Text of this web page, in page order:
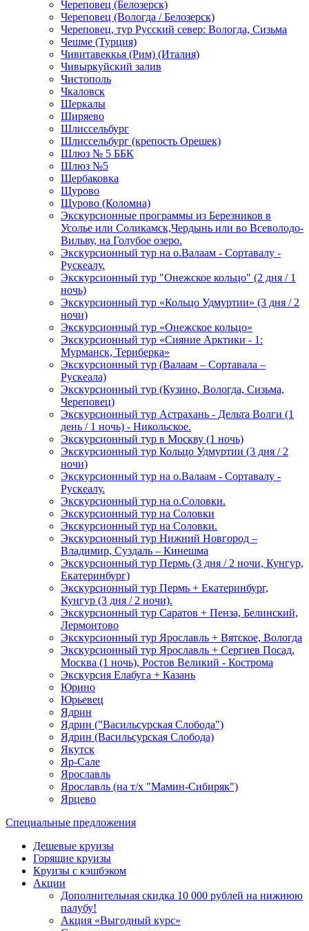
Череповец (Белозерск)
Череповец (Вологда / Белозерск)
Череповец, тур Русский север: Вологда, Сизьма
Чешме (Турция)
Чивитавеккья (Рим) (Италия)
Чивыркуйский залив
Чистополь
Чкаловск
Шеркалы
Ширяево
Шлиссельбург
Шлиссельбург (крепость Орешек)
Шлюз № 5 ББК
Шлюз №5
Щербаковка
Щурово
Щурово (Коломна)
Экскурсионные программы из Березников в
Усолье или Соликамск,Чердынь или во Всеволодо-
Вильву, на Голубое озеро.
Экскурсионный тур на о.Валаам - Сортавалу -
Рускеалу.
Экскурсионный тур "Онежское кольцо" (2 дня / 1
ночь)
Экскурсионный тур «Кольцо Удмуртии» (3 дня / 2
ночи)
Экскурсионный тур «Онежское кольцо»
Экскурсионный тур «Сияние Арктики - 1:
Мурманск, Териберка»
Экскурсионный тур (Валаам – Сортавала –
Рускеала)
Экскурсионный тур (Кузино, Вологда, Сизьма,
Череповец)
Экскурсионный тур Астрахань - Дельта Волги (1
день / 1 ночь) - Никольское.
Экскурсионный тур в Москву (1 ночь)
Экскурсионный тур Кольцо Удмуртии (3 дня / 2
ночи)
Экскурсионный тур на о.Валаам - Сортавалу -
Рускеалу.
Экскурсионный тур на о.Соловки.
Экскурсионный тур на Соловки
Экскурсионный тур на Соловки.
Экскурсионный тур Нижний Новгород –
Владимир, Суздаль – Кинешма
Экскурсионный тур Пермь (3 дня / 2 ночи, Кунгур,
Екатеринбург)
Экскурсионный тур Пермь + Екатеринбург,
Кунгур (3 дня / 2 ночи).
Экскурсионный тур Саратов + Пенза, Белинский,
Лермонтово
Экскурсионный тур Ярославль + Вятское, Вологда
Экскурсионный тур Ярославль + Сергиев Посад,
Москва (1 ночь), Ростов Великий - Кострома
Экскурсия Елабуга + Казань
Юрино
Юрьевец
Ядрин
Ядрин ("Васильсурская Слобода")
Ядрин (Васильсурская Слобода)
Якутск
Яр-Сале
Ярославль
Ярославль (на т/х "Мамин-Сибиряк")
Ярцево
Специальные предложения
Дешевые круизы
Горящие круизы
Круизы с кэшбэком
Акции
Дополнительная скидка 10 000 рублей на нижнюю
палубу!
Акция «Выгодный курс»